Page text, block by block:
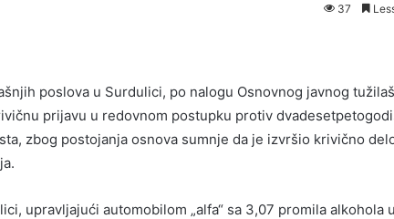
37
poslova u Surdulici, po nalogu Osnovnog javnog
prijavu u redovnom postupku protiv
zbog postojanja osnova sumnje da je izvršio krivično
upravljajući automobilom „alfa“ sa 3,07 promila alkohola u